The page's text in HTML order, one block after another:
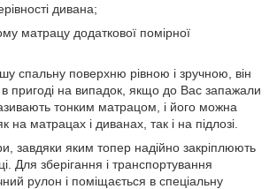
дивана;
матрацу додаткової помірної
спальну поверхню рівною і зручною, він
пригоді на випадок, якщо до Вас запажали
тонким матрацом, і його можна
на матрацах і диванах, так і на підлозі.
завдяки яким топер надійно закріплюють
Для зберігання і транспортування
рулон і поміщається в спеціальну